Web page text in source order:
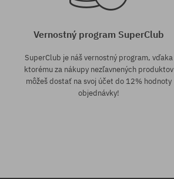
Vernostný program SuperClub
SuperClub je náš vernostný program, vďaka
ktorému za nákupy nezľavnených produktov
môžeš dostať na svoj účet do 12% hodnoty
objednávky!